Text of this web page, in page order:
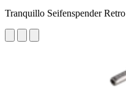
Tranquillo Seifenspender Retro